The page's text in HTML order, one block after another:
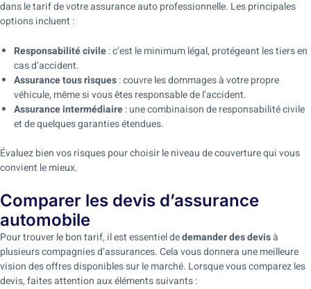
dans le tarif de votre assurance auto professionnelle. Les principales
options incluent :
Responsabilité civile: c’est le minimum légal, protégeant les tiers en
cas d’accident.
Assurance tous risques: couvre les dommages à votre propre
véhicule, même si vous êtes responsable de l’accident.
Assurance intermédiaire: une combinaison de responsabilité civile
et de quelques garanties étendues.
Évaluez bien vos risques pour choisir le niveau de couverture qui vous
convient le mieux.
Comparer les devis d’assurance
automobile
Pour trouver le bon tarif, il est essentiel dedemander des devisà
plusieurs compagnies d’assurances. Cela vous donnera une meilleure
vision des offres disponibles sur le marché. Lorsque vous comparez les
devis, faites attention aux éléments suivants :